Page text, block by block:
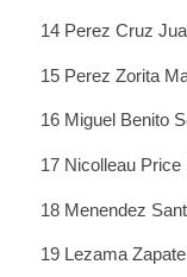
14 Perez Cruz
15 Perez Zorita
16 Miguel Benito
17 Nicolleau
18 Menendez
19 Lezama